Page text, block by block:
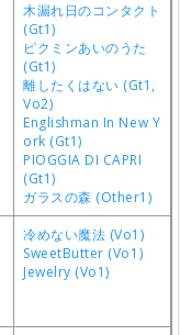
木漏れ日のコンタクト
(Gt1)
ピクミンあいのうた
(Gt1)
離したくはない (Gt1,
Vo2)
Englishman In New Y
ork (Gt1)
PIOGGIA DI CAPRI
(Gt1)
ガラスの森 (Other1)
冷めない魔法 (Vo1)
SweetButter (Vo1)
Jewelry (Vo1)